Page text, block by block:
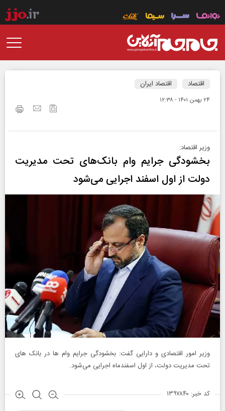
اقتصاد اقتصاد ایران
۲۴ بهمن ۱۴۰۱ - ۱۲:۳۸
وزیر اقتصاد:
بخشودگی جرایم وام بانک‌های تحت مدیریت
دولت از اول اسفند اجرایی می‌شود
وزیر امور اقتصادی و دارایی گفت: بخشودگی جرایم وام‌ ها در بانک‌ های
تحت مدیریت دولت، از اول اسفندماه اجرایی می‌شود.
کد خبر: ۱۳۹۷۸۴۰